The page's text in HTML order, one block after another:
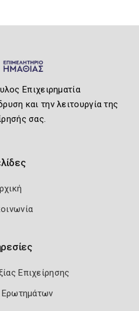
Επιχειρηματία
και την λειτουργία της
σας.
Επιχείρησης